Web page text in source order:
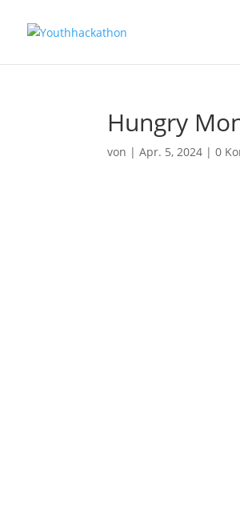
Hungry
von |Apr. 5, 2024 |0